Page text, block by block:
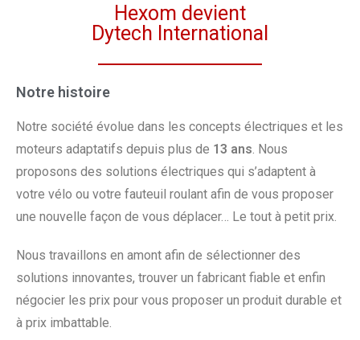
Hexom devient
Dytech International
Notre histoire
Notre société évolue dans les concepts électriques et les
moteurs adaptatifs depuis plus de 13 ans . Nous
proposons des solutions électriques qui s’adaptent à
votre vélo ou votre fauteuil roulant afin de vous proposer
une nouvelle façon de vous déplacer… Le tout à petit prix.
Nous travaillons en amont afin de sélectionner des
solutions innovantes, trouver un fabricant fiable et enfin
négocier les prix pour vous proposer un produit durable et
à prix imbattable.